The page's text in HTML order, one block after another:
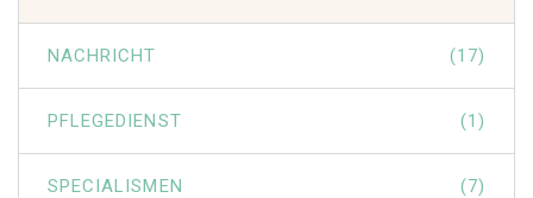
NACHRICHT (17)
PFLEGEDIENST (1)
SPECIALISMEN (7)